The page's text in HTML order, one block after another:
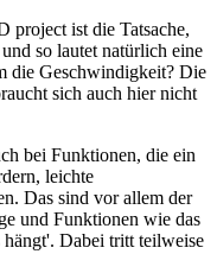
project ist die Tatsache,
so lautet natürlich eine
die Geschwindigkeit? Die
sich auch hier nicht
bei Funktionen, die ein
leichte
Das sind vor allem der
und Funktionen wie das
Dabei tritt teilweise